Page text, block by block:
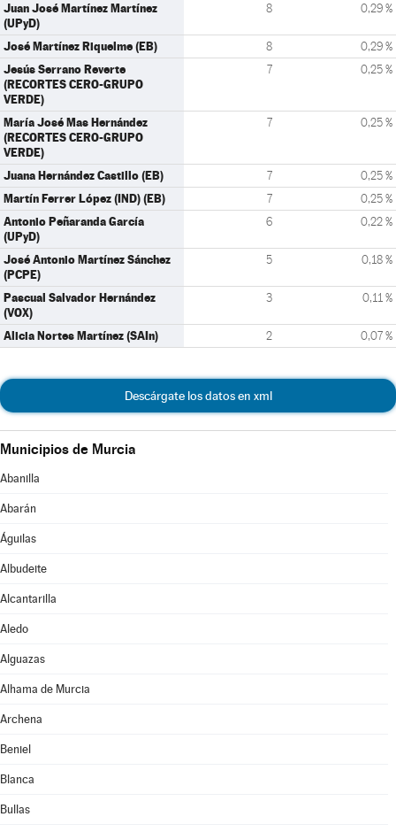
Juan José Martínez Martínez
(UPyD)
8 0,29 %
José Martínez Riquelme (EB) 8 0,29 %
Jesús Serrano Reverte
(RECORTES CERO-GRUPO
VERDE)
7 0,25 %
María José Mas Hernández
(RECORTES CERO-GRUPO
VERDE)
7 0,25 %
Juana Hernández Castillo (EB) 7 0,25 %
Martín Ferrer López (IND) (EB) 7 0,25 %
Antonio Peñaranda García
(UPyD)
6 0,22 %
José Antonio Martínez Sánchez
(PCPE)
5 0,18 %
Pascual Salvador Hernández
(VOX)
3 0,11 %
Alicia Nortes Martínez (SAIn) 2 0,07 %
Descárgate los datos en xml
Municipios de Murcia
Abanilla
Abarán
Águilas
Albudeite
Alcantarilla
Aledo
Alguazas
Alhama de Murcia
Archena
Beniel
Blanca
Bullas